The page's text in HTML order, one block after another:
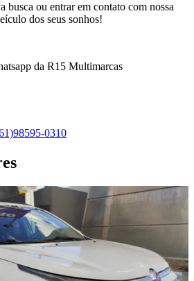
busca ou entrar em contato com nossa
dos seus sonhos!
da R15 Multimarcas
0310